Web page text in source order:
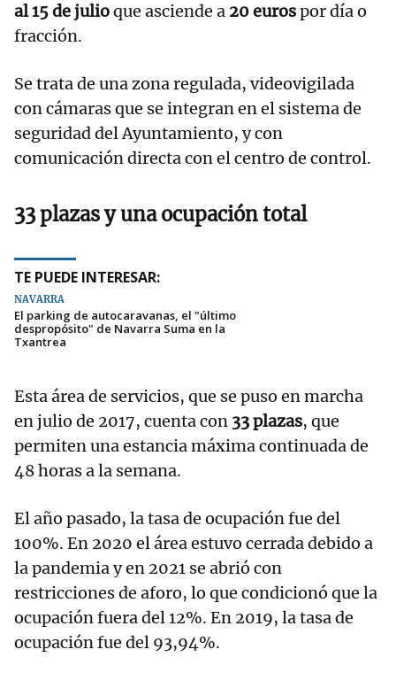
al 15 de julioque asciende a 20 eurospor día o
fracción.
Se trata de una zona regulada, videovigilada
con cámaras que se integran en el sistema de
seguridad del Ayuntamiento, y con
comunicación directa con el centro de control.
33 plazas y una ocupación total
TE PUEDE INTERESAR:
NAVARRA
El parking de autocaravanas, el "último
despropósito" de Navarra Suma en la
Txantrea
Esta área de servicios, que se puso en marcha
en julio de 2017, cuenta con 33 plazas, que
permiten una estancia máxima continuada de
48 horas a la semana.
El año pasado, la tasa de ocupación fue del
100%. En 2020 el área estuvo cerrada debido a
la pandemia y en 2021 se abrió con
restricciones de aforo, lo que condicionó que la
ocupación fuera del 12%. En 2019, la tasa de
ocupación fue del 93,94%.